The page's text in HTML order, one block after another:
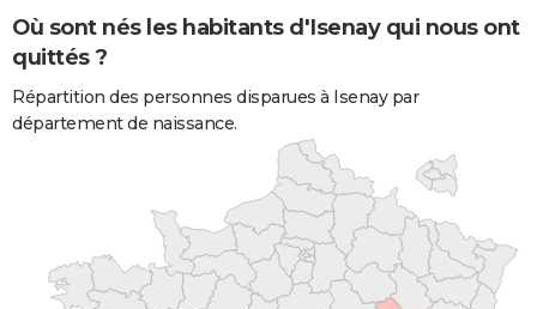
Où sont nés les habitants d'Isenay qui nous ont
quittés ?
Répartition des personnes disparues à Isenay par
département de naissance.